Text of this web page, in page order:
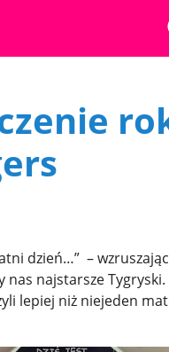
dzień…” –
nas najstarsze
lepiej niż niejeden